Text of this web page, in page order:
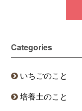
Categories
いちごのこと
培養土のこと